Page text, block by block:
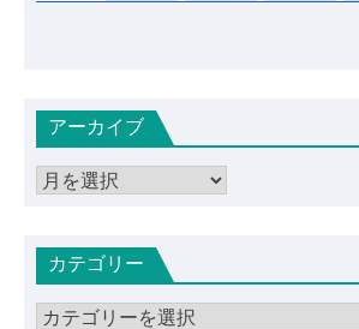
アーカイブ
ア
イカテゴリー
カ